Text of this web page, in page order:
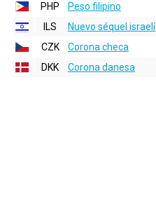
PHP
Peso filipino
ILS
Nuevo séquel israelí
CZK
Corona checa
DKK
Corona danesa